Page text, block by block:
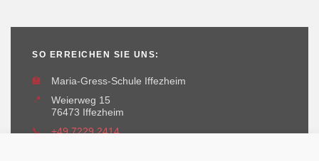
SO ERREICHEN SIE UNS:
🏫
Maria-Gress-Schule Iffezheim
📍
Weierweg 15
76473 Iffezheim
📞
+49 7229 2414